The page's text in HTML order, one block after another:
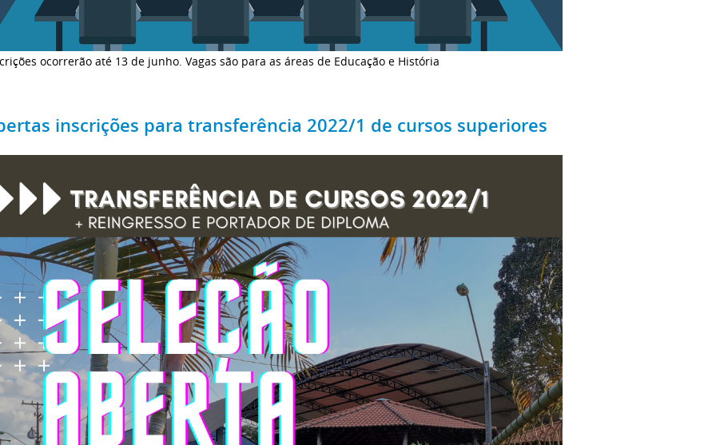
ocorrerão até 13 de junho. Vagas são para as áreas de Educação e História
inscrições para transferência 2022/1 de cursos superiores